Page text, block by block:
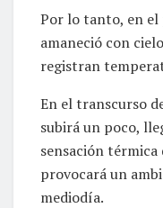
Por lo tanto, en el
amaneció con
registran
En el transcurso
subirá un poco,
sensación térmica
provocará un
mediodía.